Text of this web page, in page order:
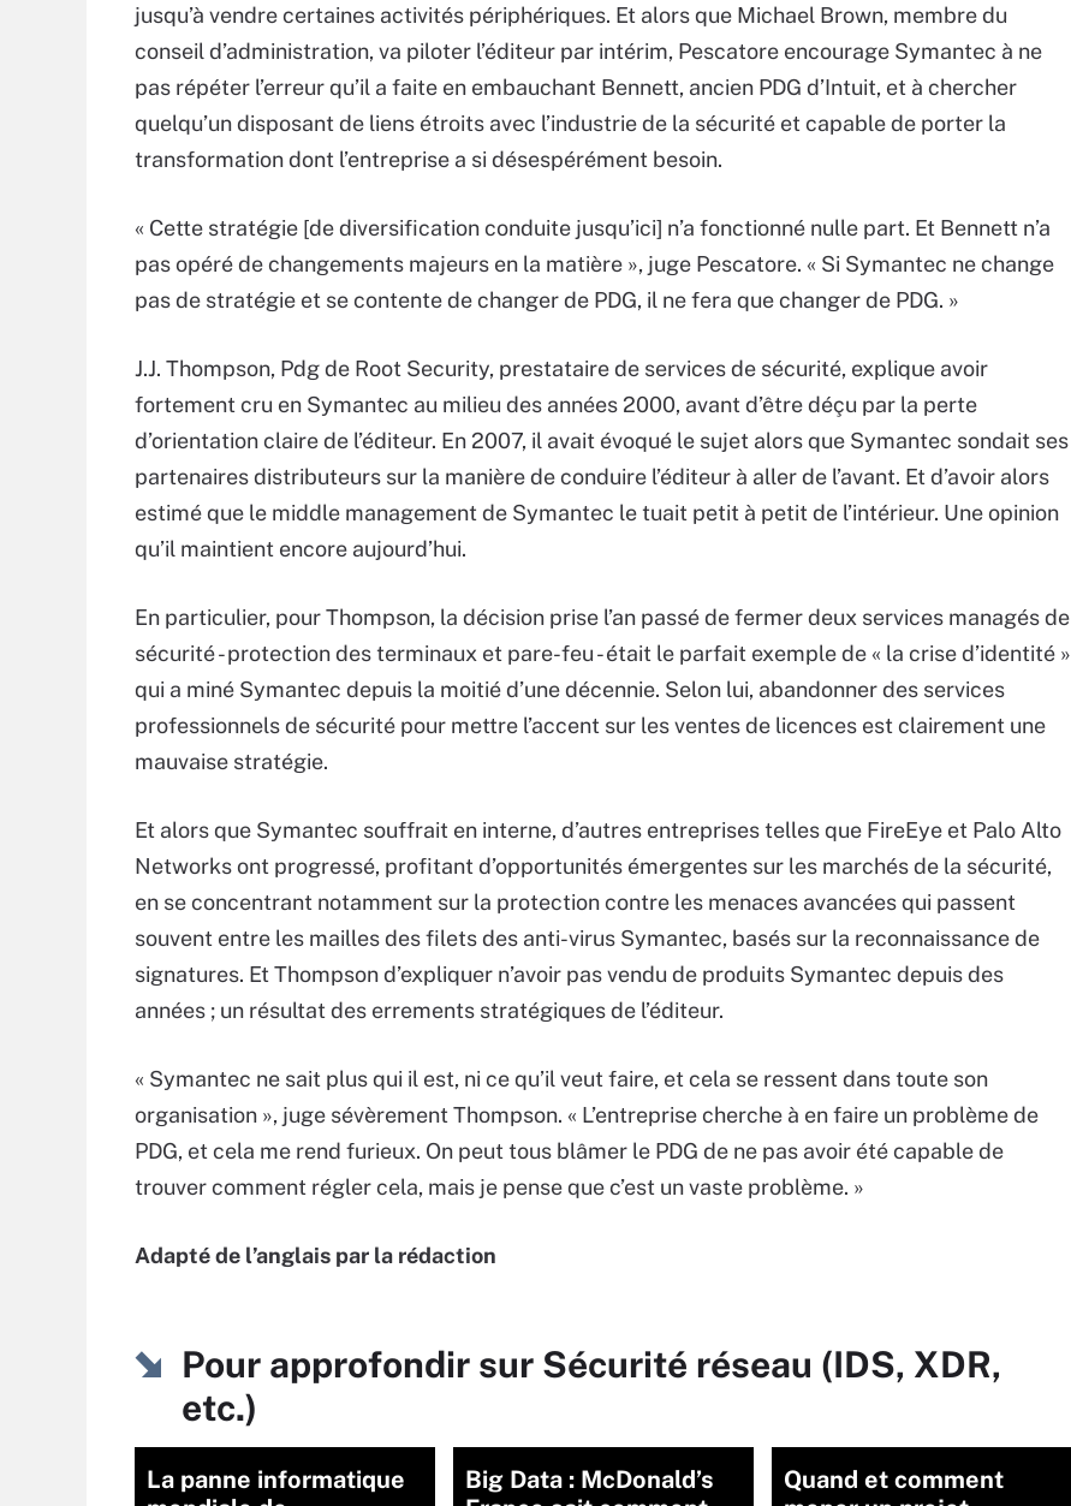
jusqu’à vendre certaines activités périphériques. Et alors que Michael Brown, membre du
conseil d’administration, va piloter l’éditeur par intérim, Pescatore encourage Symantec à ne
pas répéter l’erreur qu’il a faite en embauchant Bennett, ancien PDG d’Intuit, et à chercher
quelqu’un disposant de liens étroits avec l’industrie de la sécurité et capable de porter la
transformation dont l’entreprise a si désespérément besoin.
« Cette stratégie [de diversification conduite jusqu’ici] n’a fonctionné nulle part. Et Bennett n’a
pas opéré de changements majeurs en la matière », juge Pescatore. « Si Symantec ne change
pas de stratégie et se contente de changer de PDG, il ne fera que changer de PDG. »
J.J. Thompson, Pdg de Root Security, prestataire de services de sécurité, explique avoir
fortement cru en Symantec au milieu des années 2000, avant d’être déçu par la perte
d’orientation claire de l’éditeur. En 2007, il avait évoqué le sujet alors que Symantec sondait ses
partenaires distributeurs sur la manière de conduire l’éditeur à aller de l’avant. Et d’avoir alors
estimé que le middle management de Symantec le tuait petit à petit de l’intérieur. Une opinion
qu’il maintient encore aujourd’hui.
En particulier, pour Thompson, la décision prise l’an passé de fermer deux services managés de
sécurité - protection des terminaux et pare-feu - était le parfait exemple de « la crise d’identité »
qui a miné Symantec depuis la moitié d’une décennie. Selon lui, abandonner des services
professionnels de sécurité pour mettre l’accent sur les ventes de licences est clairement une
mauvaise stratégie.
Et alors que Symantec souffrait en interne, d’autres entreprises telles que FireEye et Palo Alto
Networks ont progressé, profitant d’opportunités émergentes sur les marchés de la sécurité,
en se concentrant notamment sur la protection contre les menaces avancées qui passent
souvent entre les mailles des filets des anti-virus Symantec, basés sur la reconnaissance de
signatures. Et Thompson d’expliquer n’avoir pas vendu de produits Symantec depuis des
années ; un résultat des errements stratégiques de l’éditeur.
« Symantec ne sait plus qui il est, ni ce qu’il veut faire, et cela se ressent dans toute son
organisation », juge sévèrement Thompson. « L’entreprise cherche à en faire un problème de
PDG, et cela me rend furieux. On peut tous blâmer le PDG de ne pas avoir été capable de
trouver comment régler cela, mais je pense que c’est un vaste problème. »
Adapté de l’anglais par la rédaction
Pour approfondir sur Sécurité réseau (IDS, XDR,
etc.)
La panne informatique
Big Data : McDonald’s
Quand et comment